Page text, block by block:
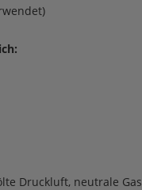
Druckluft, neutrale